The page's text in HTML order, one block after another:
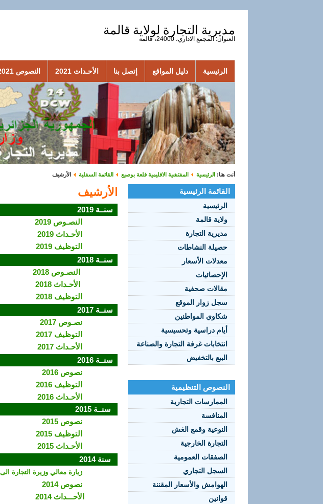
مديرية التجارة لولاية قالمة
العنوان: المجمع الاداري، 24000، قالمة
الرئيسية دليل المواقع إتصل بنا الأحـداث 2021 النصوص 2021
أنت هنا: الرئيسية المفتشية الاقليمية قلعة بوصبع القائمة السفلية الأرشيف
القائمة الرئيسية
الرئيسية
ولاية قالمة
مديرية التجارة
حصيلة النشاطات
معدلات الأسعار
الإحصائيات
مقالات صحفية
سجل زوار الموقع
شكاوي المواطنين
أيام دراسية وتحسيسية
انتخابات غرفة التجارة والصناعة
البيع بالتخفيض
النصوص التنظيمية
الممارسات التجارية
المنافسة
النوعية وقمع الغش
التجارة الخارجية
الصفقات العمومية
السجل التجاري
الهوامش والأسعار المقننة
قوانين
الأرشيف
سنــة 2019
النصـوص 2019
الأحـداث 2019
التوظيف 2019
سنــة 2018
النصـوص 2018
الأحـداث 2018
التوظيف 2018
سنــة 2017
نصـوص 2017
التوظيف 2017
الأحـداث 2017
سنــة 2016
نصوص 2016
التوظيف 2016
الأحـداث 2016
سنــة 2015
نصوص 2015
التوظيف 2015
الأحـداث 2015
سنة 2014
زيارة معالي وزيرة التجارة الى قالمة
نصوص 2014
الأحـــداث 2014